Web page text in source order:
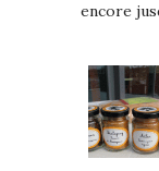
encore